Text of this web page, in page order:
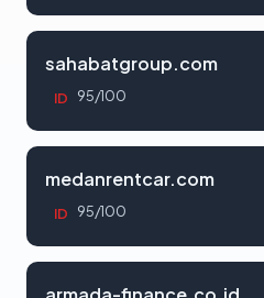
sahabatgroup.com
ID 95/100
medanrentcar.com
ID 95/100